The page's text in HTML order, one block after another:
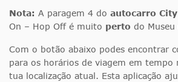
Nota: A paragem 4 do autocarro
On – Hop Off é muito perto do Museu
Com o botão abaixo podes encontrar
para os horários de viagem em tempo
tua localização atual. Esta aplicação